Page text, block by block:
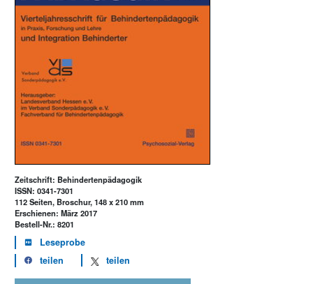
Zeitschrift: Behindertenpädagogik
ISSN: 0341-7301
112 Seiten, Broschur, 148 x 210 mm
Erschienen: März 2017
Bestell-Nr.: 8201
Leseprobe
teilen
teilen